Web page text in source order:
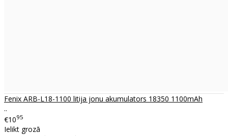
Fenix ARB-L18-1100 litija jonu akumulators 18350 1100mAh
..
€1095
Ielikt grozā